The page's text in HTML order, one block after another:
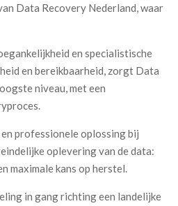
Data Recovery Nederland, waar
en specialistische
en bereikbaarheid, zorgt Data
niveau, met een
professionele oplossing bij
oplevering van de data:
maximale kans op herstel.
in gang richting een landelijke